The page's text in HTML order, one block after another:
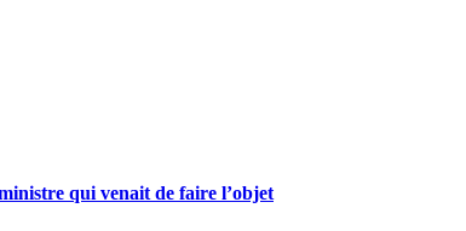
qui venait de faire l’objet